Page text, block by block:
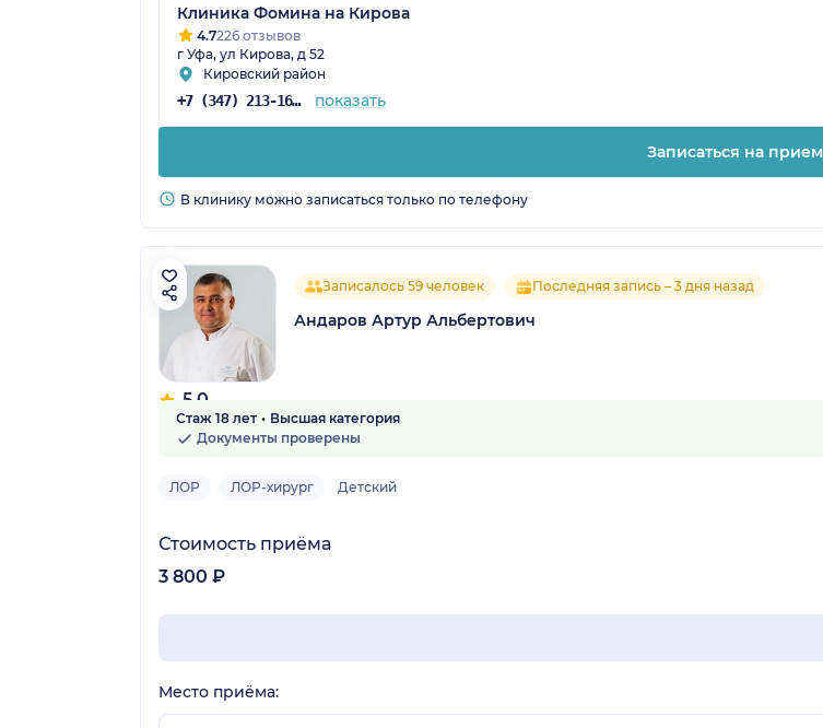
Клиника Фомина на Кирова
4.7226 отзывов
г Уфа, ул Кирова, д 52
Кировский район
+7 (347) 213-16-75 показать
Записаться на прием
В клинику можно записаться только по телефону
5.0
5 отзывов
Записалось 59 человек Последняя запись – 3 дня назад
Андаров Артур Альбертович
Стаж 18 лет
Высшая категория
Документы проверены
ЛОР ЛОР-хирург Детский
Стоимость приёма
3 800 ₽
Место приёма: